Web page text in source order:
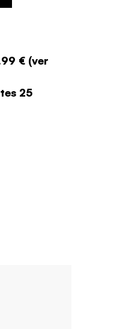
€(ver
25